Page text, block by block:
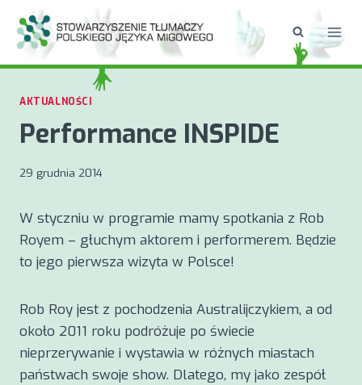
Przejdź
treści
AKTUALNOŚCI
Performance INSPIDE
29 grudnia 2014
W styczniu w programie mamy spotkania z Rob
Royem – głuchym aktorem i performerem. Będzie
to jego pierwsza wizyta w Polsce!
Rob Roy jest z pochodzenia Australijczykiem, a od
około 2011 roku podróżuje po świecie
nieprzerywanie i wystawia w różnych miastach
państwach swoje show. Dlatego, my jako zespół